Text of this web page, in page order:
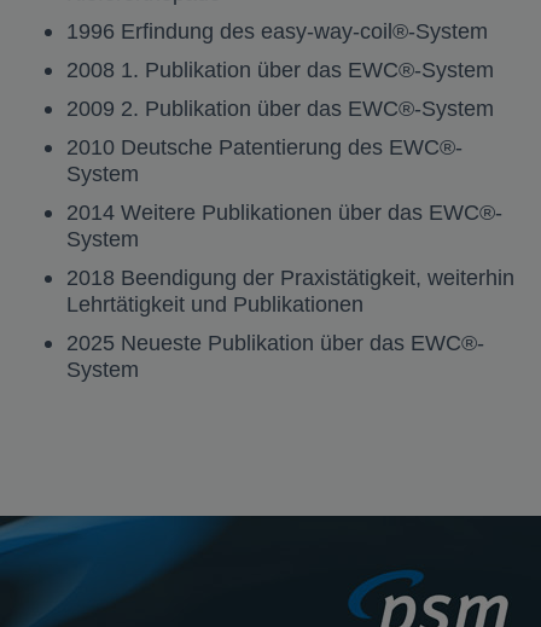
1996 Erfindung des easy-way-coil®-System
2008 1. Publikation über das EWC®-System
2009 2. Publikation über das EWC®-System
2010 Deutsche Patentierung des EWC®-
System
2014 Weitere Publikationen über das EWC®-
System
2018 Beendigung der Praxistätigkeit, weiterhin
Lehrtätigkeit und Publikationen
2025 Neueste Publikation über das EWC®-
System